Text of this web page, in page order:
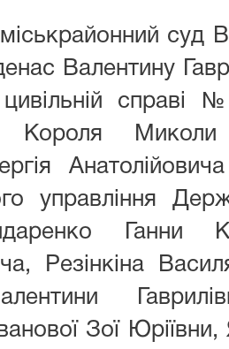
суд
Валентину
цивільній
Короля
управління
Ганни
Резінкіна
Зої